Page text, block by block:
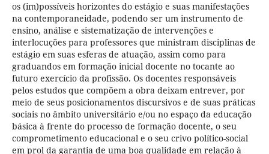
os (im)possíveis horizontes do estágio e suas manifestações
na contemporaneidade, podendo ser um instrumento de
ensino, análise e sistematização de intervenções e
interlocuções para professores que ministram disciplinas de
estágio em suas esferas de atuação, assim como para
graduandos em formação inicial docente no tocante ao
futuro exercício da profissão. Os docentes responsáveis
pelos estudos que compõem a obra deixam entrever, por
meio de seus posicionamentos discursivos e de suas práticas
sociais no âmbito universitário e/ou no espaço da educação
básica à frente do processo de formação docente, o seu
comprometimento educacional e o seu crivo político-social
em prol da garantia de uma boa qualidade em relação à